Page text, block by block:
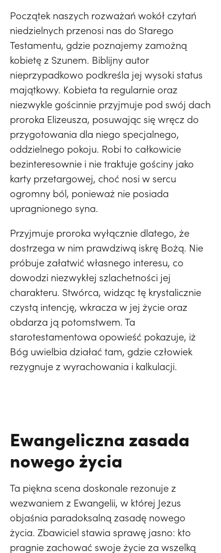
Początek naszych rozważań wokół czytań
niedzielnych przenosi nas do Starego
Testamentu, gdzie poznajemy zamożną
kobietę z Szunem. Biblijny autor
nieprzypadkowo podkreśla jej wysoki status
majątkowy. Kobieta ta regularnie oraz
niezwykle gościnnie przyjmuje pod swój dach
proroka Elizeusza, posuwając się wręcz do
przygotowania dla niego specjalnego,
oddzielnego pokoju. Robi to całkowicie
bezinteresownie i nie traktuje gościny jako
karty przetargowej, choć nosi w sercu
ogromny ból, ponieważ nie posiada
upragnionego syna.
Przyjmuje proroka wyłącznie dlatego, że
dostrzega w nim prawdziwą iskrę Bożą. Nie
próbuje załatwić własnego interesu, co
dowodzi niezwykłej szlachetności jej
charakteru. Stwórca, widząc tę krystalicznie
czystą intencję, wkracza w jej życie oraz
obdarza ją potomstwem. Ta
starotestamentowa opowieść pokazuje, iż
Bóg uwielbia działać tam, gdzie człowiek
rezygnuje z wyrachowania i kalkulacji.
Ewangeliczna zasada
nowego życia
Ta piękna scena doskonale rezonuje z
wezwaniem z Ewangelii, w której Jezus
objaśnia paradoksalną zasadę nowego
życia. Zbawiciel stawia sprawę jasno: kto
pragnie zachować swoje życie za wszelką